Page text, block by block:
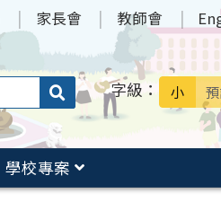
家長會 教師會
搜
送出 字級： 小
學校專案